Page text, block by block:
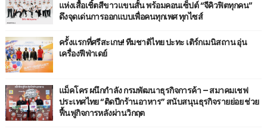
แห่งเสื้อเชิ้ตสีขาวแขนสั้น พร้อมคอนเซ็ปต์ “จีคิวฟิตทุกคน”
ดึงจุดเด่นการออกแบบเพื่อคนทุกเพศ ทุกไซส์
ครั้งแรกที่ศรีสะเกษ! ทีมชาติไทย ปะทะ เติร์กเมนิสถาน อุ่น
เครื่องฟีฟ่าเดย์
แม็คโคร ผนึกกำลัง กรมพัฒนาธุรกิจการค้า – สมาคมเชฟ
ประเทศไทย “ติดปีกร้านอาหาร” สนับสนุนธุรกิจรายย่อย ช่วย
ฟื้นฟูกิจการหลังผ่านวิกฤต